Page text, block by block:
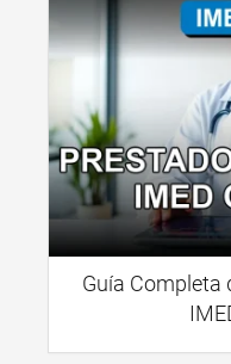
Guía Completa